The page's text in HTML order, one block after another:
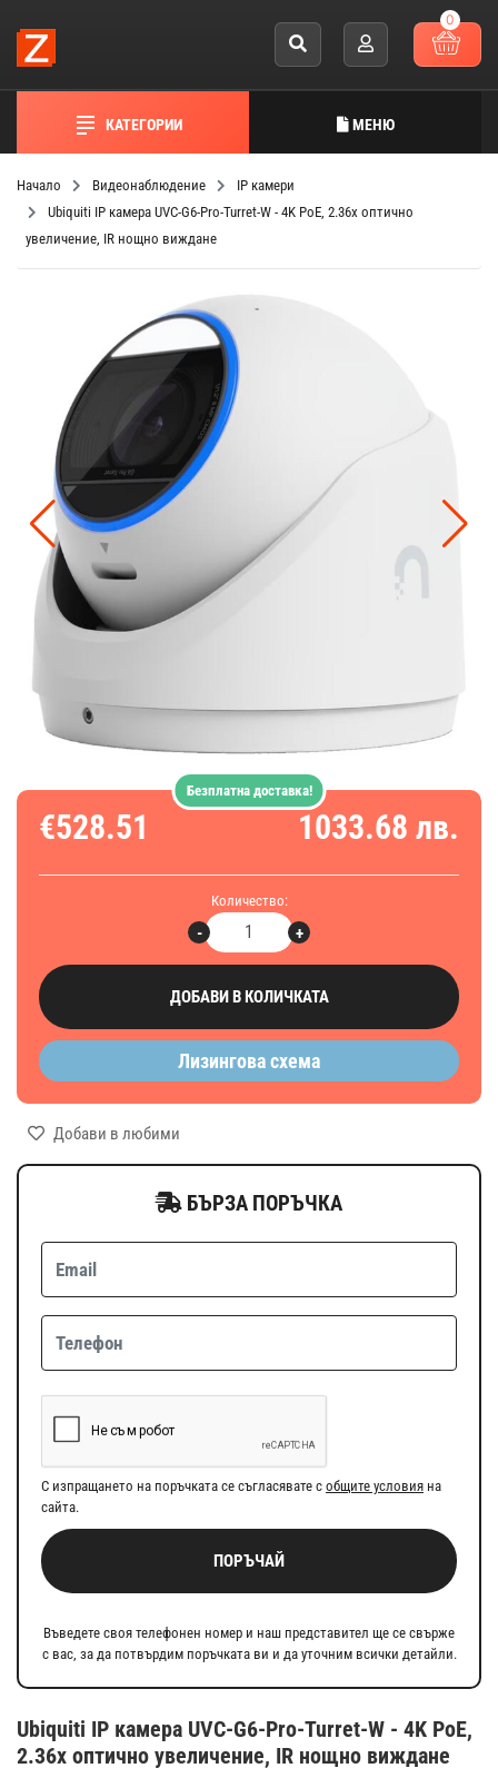
0
КАТЕГОРИИ МЕНЮ
Начало Видеонаблюдение
IP камери
Ubiquiti IP камера UVC-G6-Pro-Turret-W - 4K PoE, 2.36x оптично
увеличение, IR нощно виждане
Ubiquiti IP камера UVC-G6-Pro-Turret-W - 4K PoE,
2.36x оптично увеличение, IR нощно виждане
€528.51 1033.68 лв.
Количество:
+
-
ДОБАВИ В КОЛИЧКАТА
Безплатна доставка!
Лизингова схема
Добави в любими
БЪРЗА ПОРЪЧКА
С изпращането на поръчката се съгласявате с общите условия на
сайта.
ПОРЪЧАЙ
Въведете своя телефонен номер и наш представител ще се свърже
с вас, за да потвърдим поръчката ви и да уточним всички детайли.